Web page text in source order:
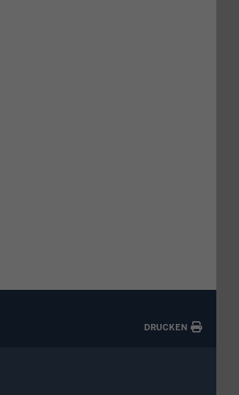
DRUCKEN